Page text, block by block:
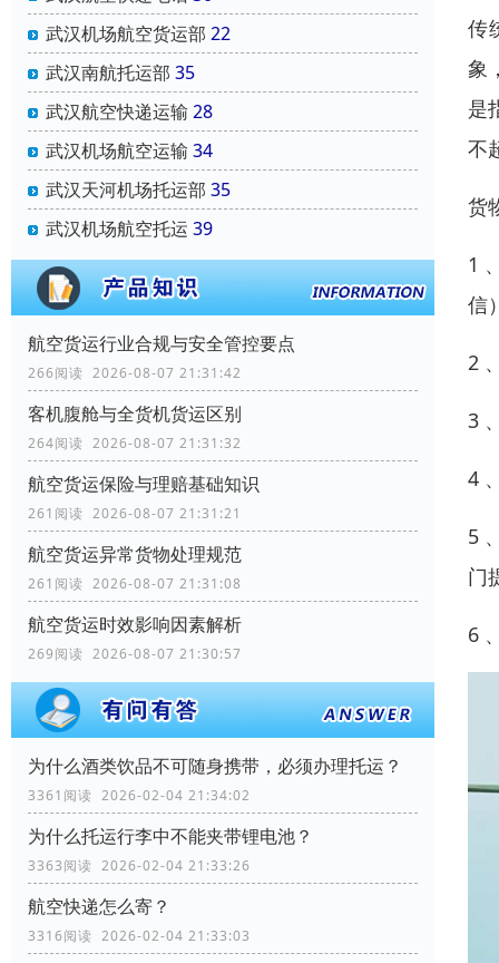
武汉机场航空货运部 22
武汉南航托运部 35
武汉航空快递运输 28
武汉机场航空运输 34
武汉天河机场托运部 35
武汉机场航空托运 39
航空货运行业合规与安全管控要点
266阅读 2026-08-07 21:31:42
客机腹舱与全货机货运区别
264阅读 2026-08-07 21:31:32
航空货运保险与理赔基础知识
261阅读 2026-08-07 21:31:21
航空货运异常货物处理规范
261阅读 2026-08-07 21:31:08
航空货运时效影响因素解析
269阅读 2026-08-07 21:30:57
为什么酒类饮品不可随身携带，必须办理托运？
3361阅读 2026-02-04 21:34:02
为什么托运行李中不能夹带锂电池？
3363阅读 2026-02-04 21:33:26
航空快递怎么寄？
3316阅读 2026-02-04 21:33:03
传
象
是
不
货
1
信
2
3
4
5
门
6